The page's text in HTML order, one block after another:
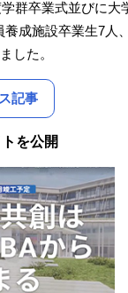
群卒業式並びに大
成施設卒業生7人
した。
記事
を公開